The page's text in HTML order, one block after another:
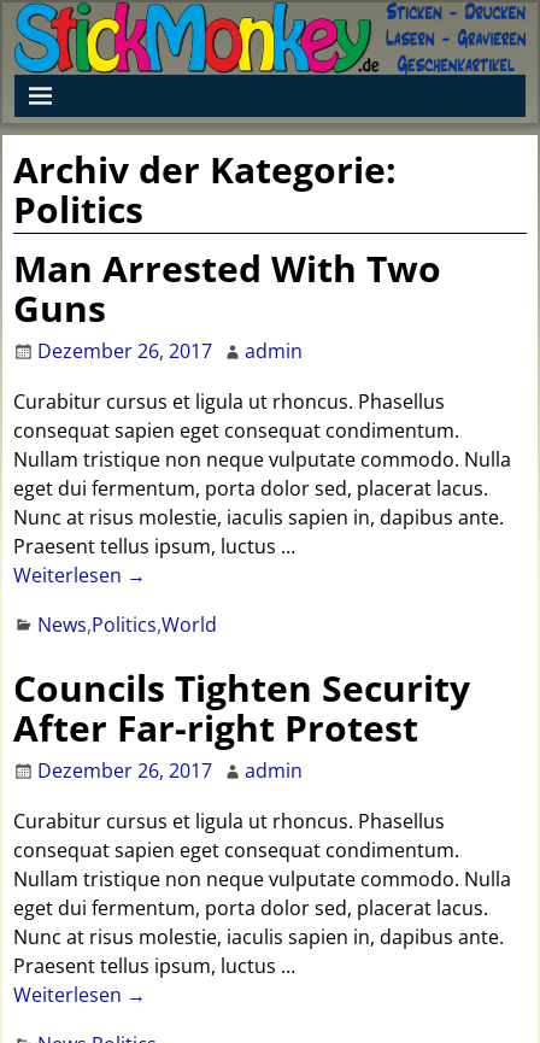
Archiv der Kategorie:
Politics
Man Arrested With Two
Guns
Dezember 26, 2017
admin
Curabitur cursus et ligula ut rhoncus. Phasellus
consequat sapien eget consequat condimentum.
Nullam tristique non neque vulputate commodo. Nulla
eget dui fermentum, porta dolor sed, placerat lacus.
Nunc at risus molestie, iaculis sapien in, dapibus ante.
Praesent tellus ipsum, luctus …
Weiterlesen →
News,Politics,World
Councils Tighten Security
After Far-right Protest
Dezember 26, 2017
admin
Curabitur cursus et ligula ut rhoncus. Phasellus
consequat sapien eget consequat condimentum.
Nullam tristique non neque vulputate commodo. Nulla
eget dui fermentum, porta dolor sed, placerat lacus.
Nunc at risus molestie, iaculis sapien in, dapibus ante.
Praesent tellus ipsum, luctus …
Weiterlesen →